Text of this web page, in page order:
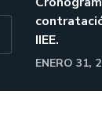
IIEE.
ENERO 31,